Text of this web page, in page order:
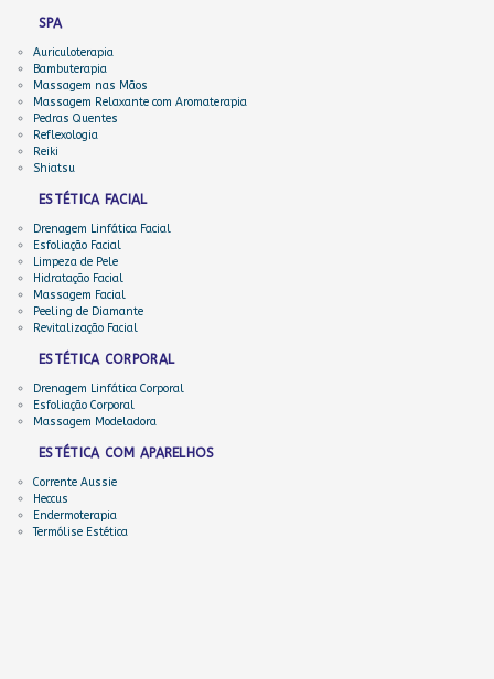
SPA
Auriculoterapia
Bambuterapia
Massagem nas Mãos
Massagem Relaxante com Aromaterapia
Pedras Quentes
Reflexologia
Reiki
Shiatsu
ESTÉTICA FACIAL
Drenagem Linfática Facial
Esfoliação Facial
Limpeza de Pele
Hidratação Facial
Massagem Facial
Peeling de Diamante
Revitalização Facial
ESTÉTICA CORPORAL
Drenagem Linfática Corporal
Esfoliação Corporal
Massagem Modeladora
ESTÉTICA COM APARELHOS
Corrente Aussie
Heccus
Endermoterapia
Termólise Estética